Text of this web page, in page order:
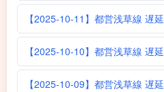
【2025-10-11】都営浅草線 遅延
【2025-10-10】都営浅草線 遅延
【2025-10-09】都営浅草線 遅延